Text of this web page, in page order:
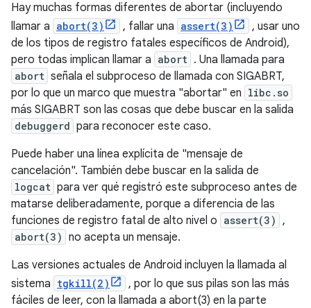
Hay muchas formas diferentes de abortar (incluyendo
llamar a abort(3) , fallar una assert(3)
, usar uno
de los tipos de registro fatales específicos de Android),
pero todas implican llamar a abort . Una llamada para
abort señala el subproceso de llamada con SIGABRT,
por lo que un marco que muestra "abortar" en libc.so
más SIGABRT son las cosas que debe buscar en la salida
debuggerd para reconocer este caso.
Puede haber una línea explícita de "mensaje de
cancelación". También debe buscar en la salida de
logcat para ver qué registró este subproceso antes de
matarse deliberadamente, porque a diferencia de las
funciones de registro fatal de alto nivel o assert(3) ,
abort(3) no acepta un mensaje.
Las versiones actuales de Android incluyen la llamada al
sistema tgkill(2)
, por lo que sus pilas son las más
fáciles de leer, con la llamada a abort(3) en la parte